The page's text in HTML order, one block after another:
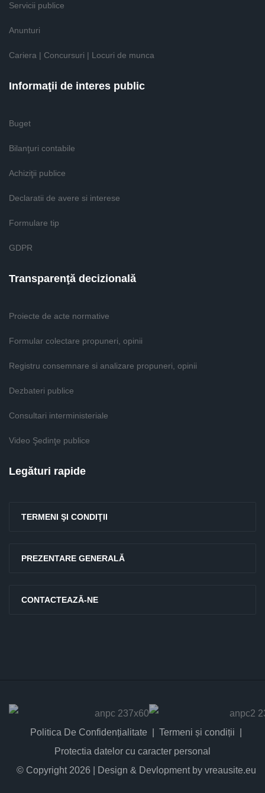
Servicii publice
Anunturi
Cariera | Concursuri | Locuri de munca
Informaţii de interes public
Buget
Bilanţuri contabile
Achiziţii publice
Declaratii de avere si interese
Formulare tip
GDPR
Transparenţă decizională
Proiecte de acte normative
Formular colectare propuneri, opinii
Registru consemnare si analizare propuneri, opinii
Dezbateri publice
Consultari interministeriale
Video Şedinţe publice
Legături rapide
TERMENI ŞI CONDIŢII
PREZENTARE GENERALĂ
CONTACTEAZĂ-NE
Politica De Confidențialitate
Termeni și condiții
Protectia datelor cu caracter personal
© Copyright 2026 | Design & Devlopment by vreausite.eu